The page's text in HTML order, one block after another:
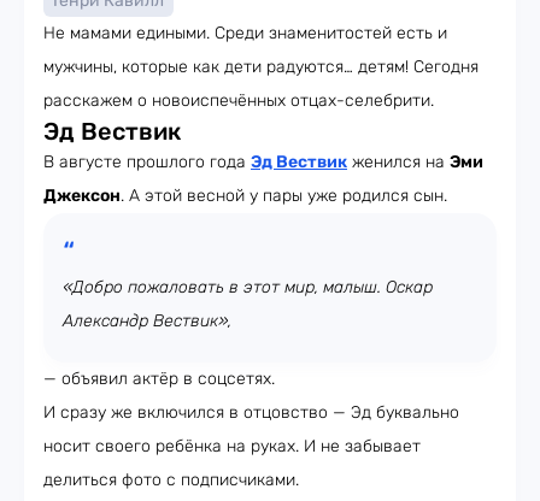
Не мамами едиными. Среди знаменитостей есть и
мужчины, которые как дети радуются… детям! Сегодня
расскажем о новоиспечённых отцах-селебрити.
Эд Вествик
В августе прошлого года Эд Вествик женился на Эми
Джексон. А этой весной у пары уже родился сын.
«Добро пожаловать в этот мир, малыш. Оскар
Александр Вествик»,
— объявил актёр в соцсетях.
И сразу же включился в отцовство — Эд буквально
носит своего ребёнка на руках. И не забывает
делиться фото с подписчиками.